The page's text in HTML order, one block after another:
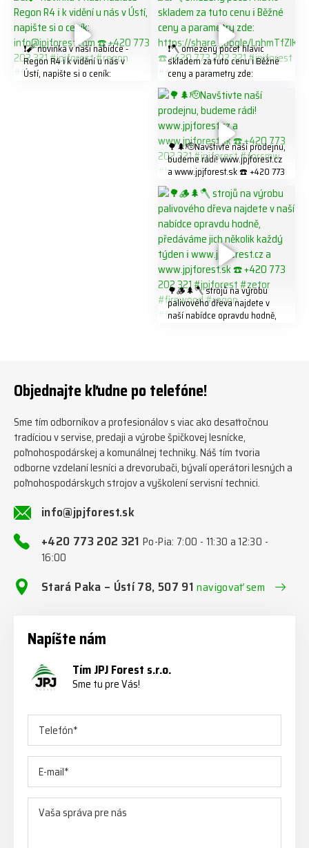
❗️🧨 novinka v naší nabídce -
Regon R4 ℹ️ k vidění u nás v
Ústí, napište si o ceník:
❗️🪓 omezený počet hlavic
skladem za tuto cenu ℹ️ Běžné
ceny a parametry zde:
https://share.google/LnhmTfZl
K8W5t7i6o ☎️ +420 773 202
321 #jpjforest #forsmw
#firewood #
🌳🌲🫡Navštivte naší prodejnu,
budeme rádi! www.jpjforest.cz
a www.jpjforest.sk ☎️ +420 773
202 321 #jpjforest #forsmw
#biojack #regon #vahvajussi
🌳🪵🌲🪓 strojů na výrobu
palivového dřeva najdete v
naší nabídce opravdu hodně,
#firewoodproduction
Objednajte kľudne po telefóne!
Sme tím odborníkov a profesionálov s viac ako desaťročnou
tradíciou v servise, predaji a výrobe špičkovej lesnícke,
poľnohospodárskej a komunálnej techniky. Náš tím tvoria
odborne vzdelaní lesníci a drevorubači, bývalí operátori lesných a
poľnohospodárskych strojov a vyškolení servisní technici.
info@jpjforest.sk
+420 773 202 321Po-Pia: 7:00 - 11:30 a 12:30 -
16:00
Stará Paka – Ústí 78, 507 91navigovať sem
Napíšte nám
Tím JPJ Forest s.r.o.
Sme tu pre Vás!